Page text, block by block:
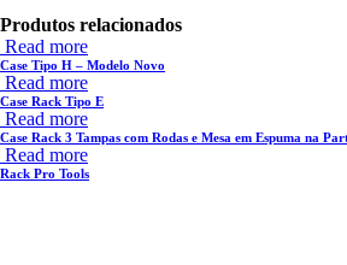
Produtos relacionados
Read more
Case Tipo H – Modelo Novo
Read more
Case Rack Tipo E
Read more
Case Rack 3 Tampas com Rodas e Mesa em Espuma na
Read more
Rack Pro Tools